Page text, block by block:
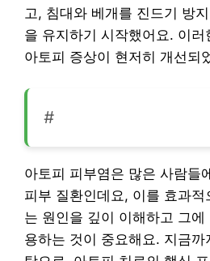
고, 침대와 베개를 진드기 방
을 유지하기 시작했어요. 이
아토피 증상이 현저히 개선되
#
아토피 피부염은 많은 사람들
피부 질환인데요, 이를 효과적
는 원인을 깊이 이해하고 그
용하는 것이 중요해요. 지금